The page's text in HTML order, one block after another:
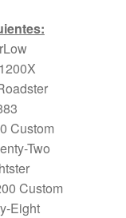
Custom
Two
Custom
Eight